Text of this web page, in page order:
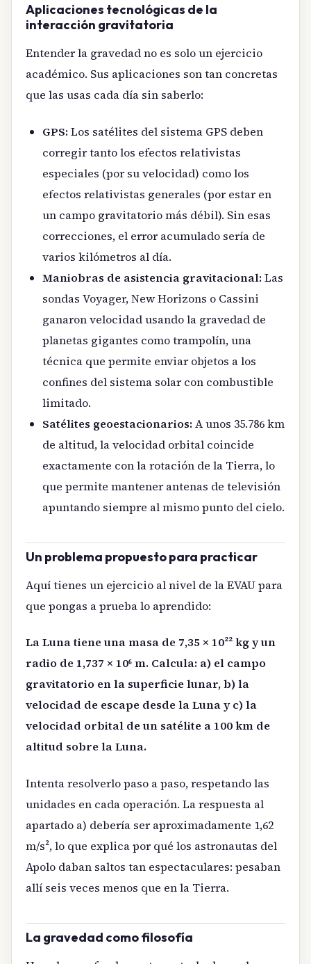
Aplicaciones tecnológicas de la
interacción gravitatoria
Entender la gravedad no es solo un ejercicio
académico. Sus aplicaciones son tan concretas
que las usas cada día sin saberlo:
GPS:Los satélites del sistema GPS deben
corregir tanto los efectos relativistas
especiales (por su velocidad) como los
efectos relativistas generales (por estar en
un campo gravitatorio más débil). Sin esas
correcciones, el error acumulado sería de
varios kilómetros al día.
Maniobras de asistencia gravitacional:Las
sondas Voyager, New Horizons o Cassini
ganaron velocidad usando la gravedad de
planetas gigantes como trampolín, una
técnica que permite enviar objetos a los
confines del sistema solar con combustible
limitado.
Satélites geoestacionarios:A unos 35.786 km
de altitud, la velocidad orbital coincide
exactamente con la rotación de la Tierra, lo
que permite mantener antenas de televisión
apuntando siempre al mismo punto del cielo.
Un problema propuesto para practicar
Aquí tienes un ejercicio al nivel de la EVAU para
que pongas a prueba lo aprendido:
La Luna tiene una masa de 7,35 × 10²² kg y un
radio de 1,737 × 10⁶ m. Calcula: a) el campo
gravitatorio en la superficie lunar, b) la
velocidad de escape desde la Luna y c) la
velocidad orbital de un satélite a 100 km de
altitud sobre la Luna.
Intenta resolverlo paso a paso, respetando las
unidades en cada operación. La respuesta al
apartado a) debería ser aproximadamente 1,62
m/s², lo que explica por qué los astronautas del
Apolo daban saltos tan espectaculares: pesaban
allí seis veces menos que en la Tierra.
La gravedad como filosofía